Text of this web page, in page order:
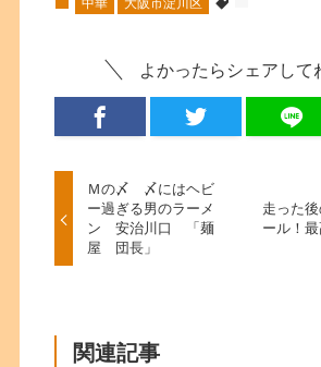
よかったらシェアして
Ｍの〆 〆にはヘビ
ー過ぎる男のラーメ
ン 安治川口 「麺
屋 団長」
走った
ール！最
関連記事